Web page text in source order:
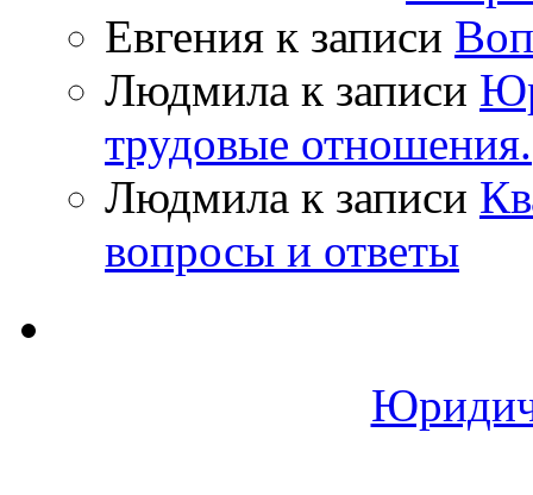
Евгения к записи
Людмила к записи
трудовые отношения.
Людмила к записи
вопросы и ответы